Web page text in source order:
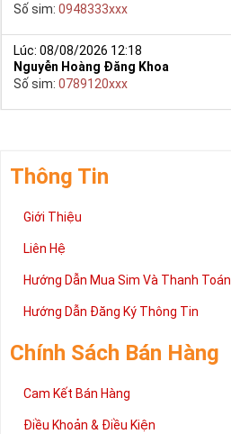
Số sim: 0948333xxx
Lúc: 08/08/2026 12:18
Nguyễn Hoàng Đăng Khoa
Số sim: 0789120xxx
Thông Tin
Giới Thiệu
Liên Hệ
Hướng Dẫn Mua Sim Và Thanh Toán
Hướng Dẫn Đăng Ký Thông Tin
Chính Sách Bán Hàng
Cam Kết Bán Hàng
Điều Khoản & Điều Kiện